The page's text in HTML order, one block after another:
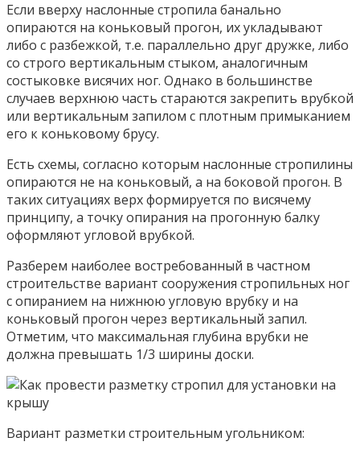
Если вверху наслонные стропила банально
опираются на коньковый прогон, их укладывают
либо с разбежкой, т.е. параллельно друг дружке, либо
со строго вертикальным стыком, аналогичным
состыковке висячих ног. Однако в большинстве
случаев верхнюю часть стараются закрепить врубкой
или вертикальным запилом с плотным примыканием
его к коньковому брусу.
Есть схемы, согласно которым наслонные стропилины
опираются не на коньковый, а на боковой прогон. В
таких ситуациях верх формируется по висячему
принципу, а точку опирания на прогонную балку
оформляют угловой врубкой.
Разберем наиболее востребованный в частном
строительстве вариант сооружения стропильных ног
с опиранием на нижнюю угловую врубку и на
коньковый прогон через вертикальный запил.
Отметим, что максимальная глубина врубки не
должна превышать 1/3 ширины доски.
Вариант разметки строительным угольником: